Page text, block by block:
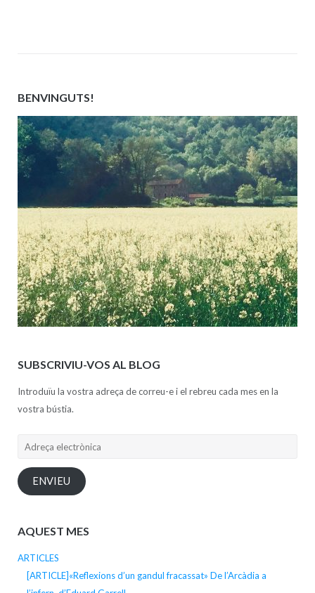
BENVINGUTS!
SUBSCRIVIU-VOS AL BLOG
Introduïu la vostra adreça de correu-e i el rebreu cada mes en la
vostra bústia.
Adreça
ENVIEU
AQUEST MES
ARTICLES
[ARTICLE]«Reflexions d’un gandul fracassat» De l’Arcàdia a